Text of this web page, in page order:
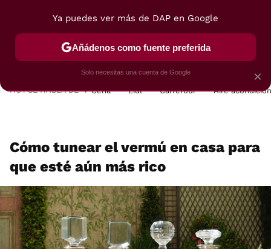
POSTRES VIAJES SELECCIÓN VEGUI
HOY SE HABLA DE Cena Lidl Carrefour Aire
Cómo tunear el vermú en casa para
que esté aún más rico
×
Ya puedes ver más de DAP en Google
Añádenos como fuente preferida
Solo necesitas una cuenta de Google